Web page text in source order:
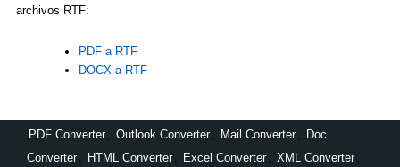
archivos RTF:
PDF a RTF
DOCX a RTF
PDF Converter Outlook Converter Mail Converter
Doc
Converter
HTML Converter Excel Converter XML Converter